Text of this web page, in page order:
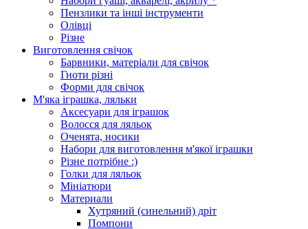
Пензлики та інші інструменти
Олівці
Різне
Виготовлення свічок
Барвники, матеріали для свічок
Гноти різні
Форми для свічок
М'яка іграшка, ляльки
Аксесуари для іграшок
Волосся для ляльок
Оченята, носики
Набори для виготовлення м'якої іграшки
Різне потрібне :)
Голки для ляльок
Мініатюри
Материали
Хутряний (синельний) дріт
Помпони